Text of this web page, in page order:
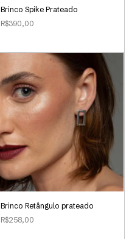
Brinco Spike Prateado
R$390,00
Brinco Retângulo prateado
R$258,00